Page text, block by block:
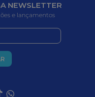
NEWSLETTER
e lançamentos